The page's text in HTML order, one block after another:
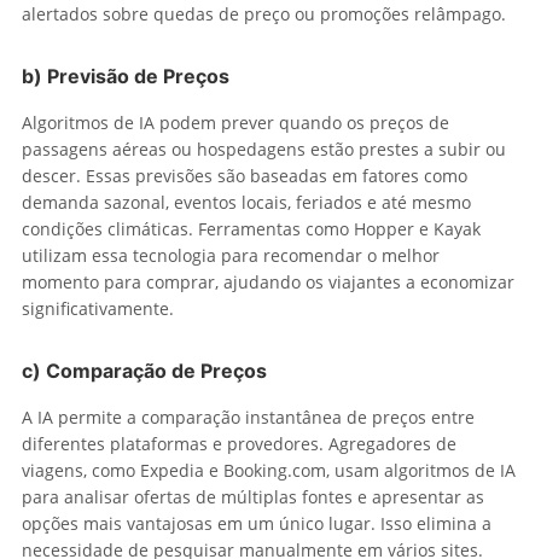
alertados sobre quedas de preço ou promoções relâmpago.
b) Previsão de Preços
Algoritmos de IA podem prever quando os preços de
passagens aéreas ou hospedagens estão prestes a subir ou
descer. Essas previsões são baseadas em fatores como
demanda sazonal, eventos locais, feriados e até mesmo
condições climáticas. Ferramentas como Hopper e Kayak
utilizam essa tecnologia para recomendar o melhor
momento para comprar, ajudando os viajantes a economizar
significativamente.
c) Comparação de Preços
A IA permite a comparação instantânea de preços entre
diferentes plataformas e provedores. Agregadores de
viagens, como Expedia e Booking.com, usam algoritmos de IA
para analisar ofertas de múltiplas fontes e apresentar as
opções mais vantajosas em um único lugar. Isso elimina a
necessidade de pesquisar manualmente em vários sites.